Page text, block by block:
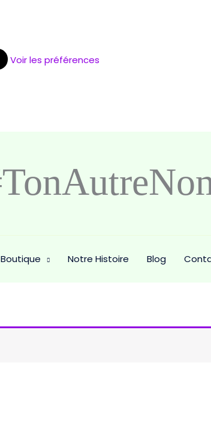
Voir les préférences
Boutique Notre Histoire Blog